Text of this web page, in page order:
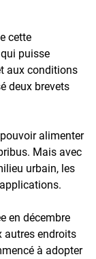
cette
puisse
aux conditions
deux brevets
alimenter
Mais avec
urbain, les
en décembre
autres endroits
à adopter